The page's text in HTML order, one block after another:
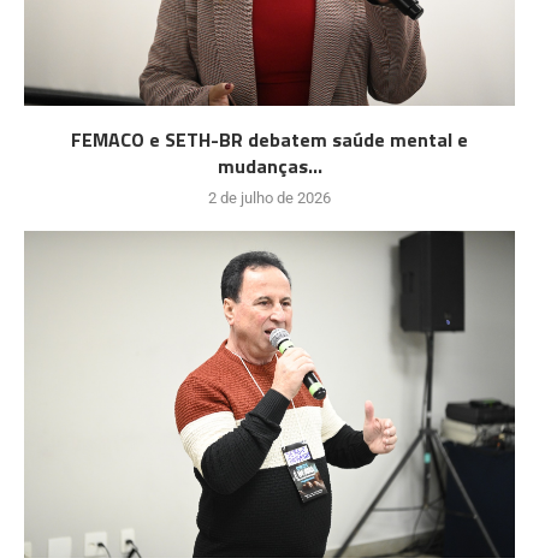
FEMACO e SETH-BR debatem saúde mental e
mudanças...
2 de julho de 2026